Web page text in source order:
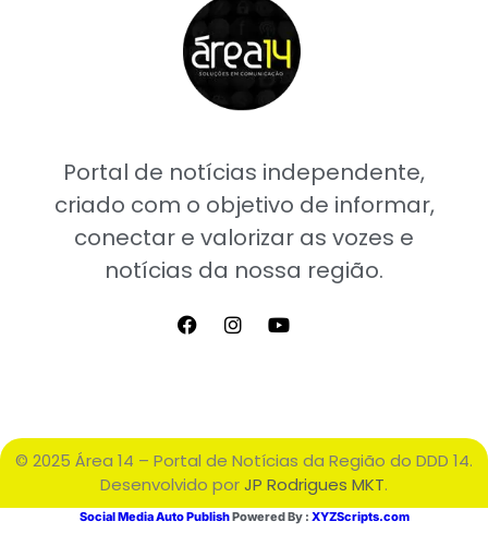
Portal de notícias independente,
criado com o objetivo de informar,
conectar e valorizar as vozes e
notícias da nossa região.
© 2025 Área 14 – Portal de Notícias da Região do DDD 14.
Desenvolvido porJP Rodrigues MKT.
Social Media Auto PublishPowered By : XYZScripts.com